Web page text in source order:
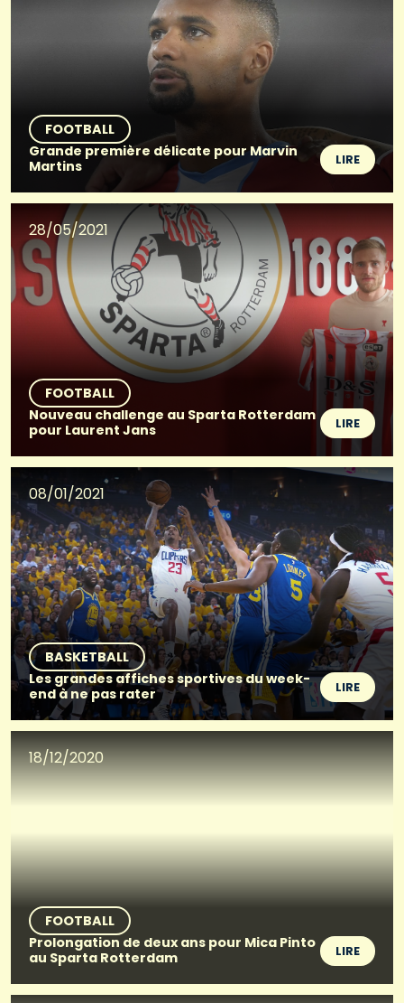
FOOTBALL
Grande première délicate pour Marvin
Martins
LIRE
28/05/2021
FOOTBALL
Nouveau challenge au Sparta Rotterdam
pour Laurent Jans
LIRE
08/01/2021
BASKETBALL
Les grandes affiches sportives du week-
end à ne pas rater
LIRE
18/12/2020
FOOTBALL
Prolongation de deux ans pour Mica Pinto
au Sparta Rotterdam
LIRE